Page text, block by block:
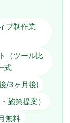
ブ制作業
（ツール比
式
/3ヶ月後)
施策提案）
無料